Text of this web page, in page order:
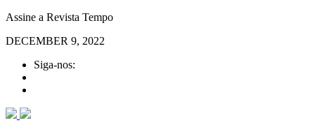
Assine a Revista Tempo
DECEMBER 9, 2022
Siga-nos: